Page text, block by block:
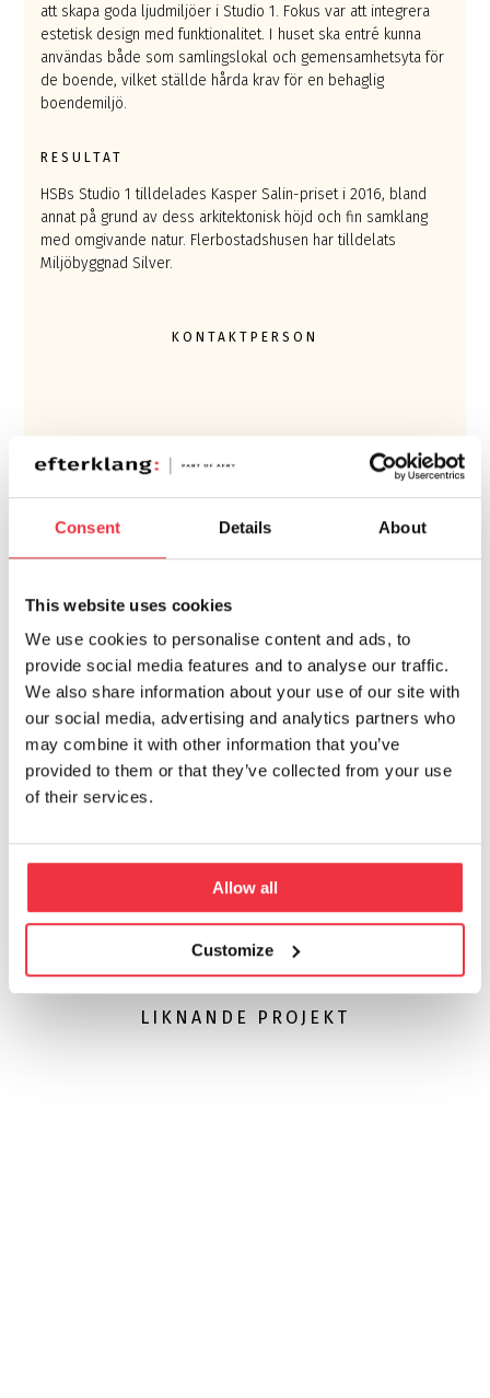
Consent Details About
This website uses cookies
We use cookies to personalise content and ads, to
provide social media features and to analyse our traffic.
We also share information about your use of our site with
our social media, advertising and analytics partners who
may combine it with other information that you’ve
provided to them or that they’ve collected from your use
of their services.
Allow all
Customize
att skapa goda ljudmiljöer i Studio 1. Fokus var att integrera
estetisk design med funktionalitet. I huset ska entré kunna
användas både som samlingslokal och gemensamhetsyta för
de boende, vilket ställde hårda krav för en behaglig
boendemiljö.
RESULTAT
HSBs Studio 1 tilldelades Kasper Salin-priset i 2016, bland
annat på grund av dess arkitektonisk höjd och fin samklang
med omgivande natur. Flerbostadshusen har tilldelats
Miljöbyggnad Silver.
KONTAKTPERSON
LIKNANDE PROJEKT